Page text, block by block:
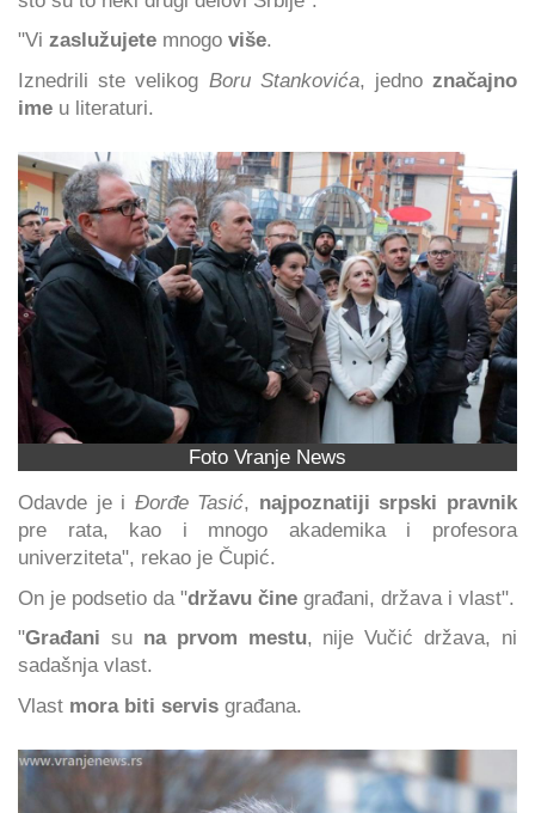
"Vi zaslužujete mnogo više.
Iznedrili ste velikog Boru Stankovića, jednoznačajno
ime u literaturi.
Foto Vranje News
Odavde je i Đorđe Tasić, najpoznatiji srpski pravnik
pre rata, kao i mnogo akademika i profesora
univerziteta", rekao je Čupić.
On je podsetio da "državu čine građani, država i vlast".
"Građani su na prvom mestu, nije Vučić država, ni
sadašnja vlast.
Vlast mora biti servis građana.